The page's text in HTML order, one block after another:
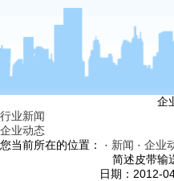
企
行业新闻
企业动态
您当前所在的位置： · 新闻 · 企业
简述皮带输
日期：2012-